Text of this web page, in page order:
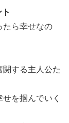
たら幸せなの
する主人公た
を掴んでいく